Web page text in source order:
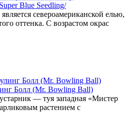
Blue Seedling/
североамериканской елью,
оттенка. С возрастом окрас
Болл (Mr. Bowling Ball)
— туя западная «Мистер
растением с